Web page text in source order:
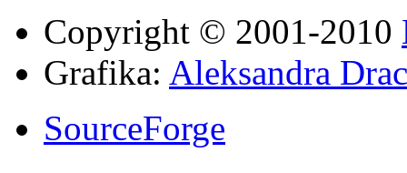
Copyright © 2001-2010
Grafika: Aleksandra
SourceForge